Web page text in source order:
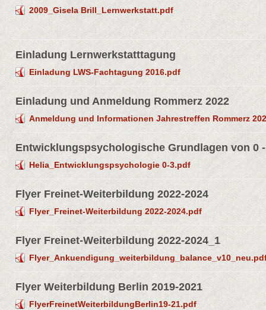
2009_Gisela Brill_Lernwerkstatt.pdf
Einladung Lernwerkstatttagung
Einladung LWS-Fachtagung 2016.pdf
Einladung und Anmeldung Rommerz 2022
Anmeldung und Informationen Jahrestreffen Rommerz
Entwicklungspsychologische Grundlagen von 0
Helia_Entwicklungspsychologie 0-3.pdf
Flyer Freinet-Weiterbildung 2022-2024
Flyer_Freinet-Weiterbildung 2022-2024.pdf
Flyer Freinet-Weiterbildung 2022-2024_1
Flyer Weiterbildung Berlin 2019-2021
FlyerFreinetWeiterbildungBerlin19-21.pdf